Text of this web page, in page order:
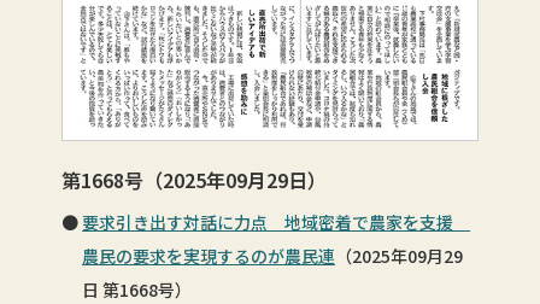
第1668号（2025年09月29日）
要求引き出す対話に力点 地域密着で農家を支援
農民の要求を実現するのが農民連 （2025年09月29
日 第1668号）